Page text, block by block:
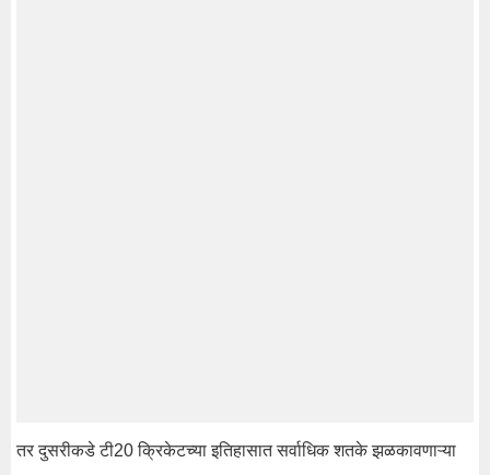
तर दुसरीकडे टी20 क्रिकेटच्या इतिहासात सर्वाधिक शतके झळकावणाऱ्या